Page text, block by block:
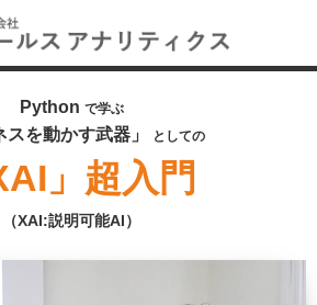
Python で学ぶ
スを動かす武器」 としての
」超入門
（XAI:説明可能AI）